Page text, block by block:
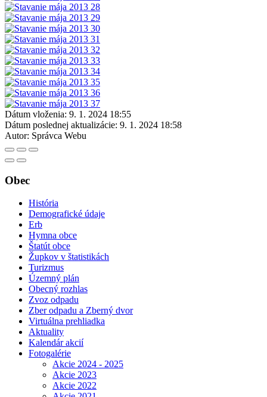
Dátum vloženia: 9. 1. 2024 18:55
Dátum poslednej aktualizácie: 9. 1. 2024 18:58
Autor: Správca Webu
Obec
História
Demografické údaje
Erb
Hymna obce
Štatút obce
Župkov v štatistikách
Turizmus
Územný plán
Obecný rozhlas
Zvoz odpadu
Zber odpadu a Zberný dvor
Virtuálna prehliadka
Aktuality
Kalendár akcií
Fotogalérie
Akcie 2024 - 2025
Akcie 2023
Akcie 2022